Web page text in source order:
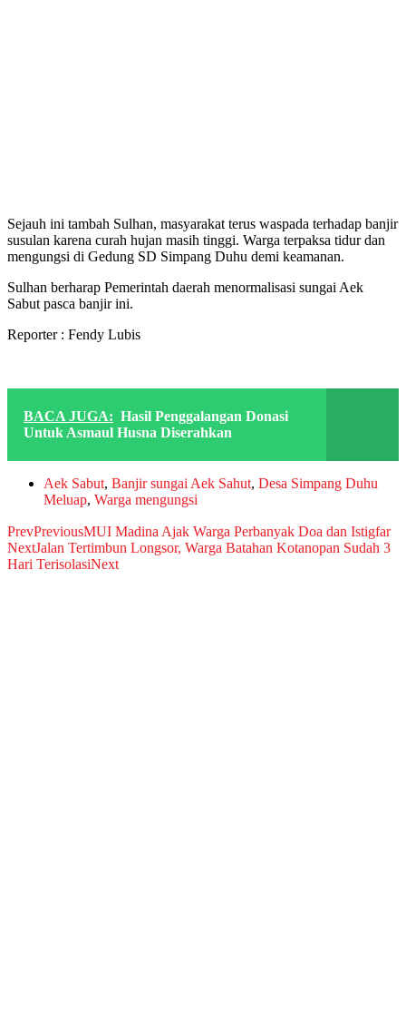
Sejauh ini tambah Sulhan, masyarakat terus waspada terhadap banjir
susulan karena curah hujan masih tinggi. Warga terpaksa tidur dan
mengungsi di Gedung SD Simpang Duhu demi keamanan.
Sulhan berharap Pemerintah daerah menormalisasi sungai Aek
Sabut pasca banjir ini.
Reporter : Fendy Lubis
BACA JUGA: Hasil Penggalangan Donasi
Untuk Asmaul Husna Diserahkan
Aek Sabut, Banjir sungai Aek Sahut, Desa Simpang Duhu
Meluap, Warga mengungsi
PrevPreviousMUI Madina Ajak Warga Perbanyak Doa dan Istigfar
NextJalan Tertimbun Longsor, Warga Batahan Kotanopan Sudah 3
Hari TerisolasiNext